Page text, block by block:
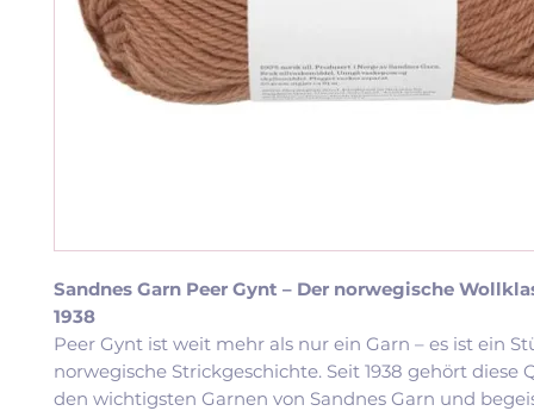
Sandnes Garn Peer Gynt – Der norwegische
1938
Peer Gynt ist weit mehr als nur ein Garn – es ist ein
norwegische Strickgeschichte. Seit 1938 gehört diese
den wichtigsten Garnen von Sandnes Garn und